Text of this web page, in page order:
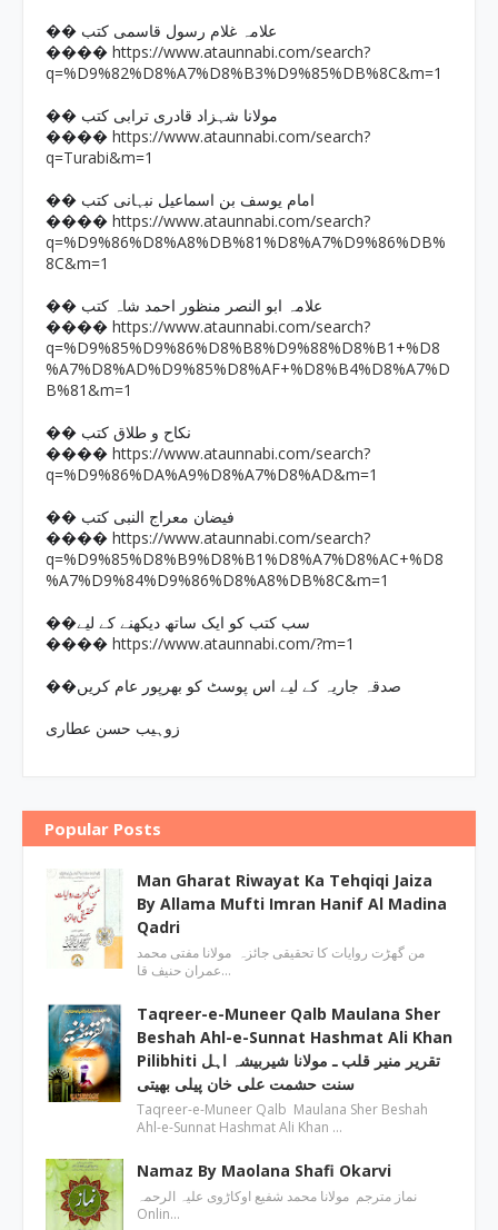
�� علامہ غلام رسول قاسمی کتب
���� https://www.ataunnabi.com/search?
q=%D9%82%D8%A7%D8%B3%D9%85%DB%8C&m=1
�� مولانا شہزاد قادری ترابی کتب
���� https://www.ataunnabi.com/search?
q=Turabi&m=1
�� امام یوسف بن اسماعیل نبہانی کتب
���� https://www.ataunnabi.com/search?
q=%D9%86%D8%A8%DB%81%D8%A7%D9%86%DB%
8C&m=1
�� علامہ ابو النصر منظور احمد شاہ کتب
���� https://www.ataunnabi.com/search?
q=%D9%85%D9%86%D8%B8%D9%88%D8%B1+%D8
%A7%D8%AD%D9%85%D8%AF+%D8%B4%D8%A7%D
B%81&m=1
�� نکاح و طلاق کتب
���� https://www.ataunnabi.com/search?
q=%D9%86%DA%A9%D8%A7%D8%AD&m=1
�� فیضان معراج النبی کتب
���� https://www.ataunnabi.com/search?
q=%D9%85%D8%B9%D8%B1%D8%A7%D8%AC+%D8
%A7%D9%84%D9%86%D8%A8%DB%8C&m=1
��سب کتب کو ایک ساتھ دیکھنے کے لیے
���� https://www.ataunnabi.com/?m=1
��صدقہ جاریہ کے لیے اس پوسٹ کو بھرپور عام کریں
زوہیب حسن عطاری
Popular Posts
Man Gharat Riwayat Ka Tehqiqi Jaiza
By Allama Mufti Imran Hanif Al Madina
Qadri
من گھڑت روایات کا تحقیقی جائزہ مولانا مفتی محمد
عمران حنیف قا…
Taqreer-e-Muneer Qalb Maulana Sher
Beshah Ahl-e-Sunnat Hashmat Ali Khan
Pilibhiti تقریر منیر قلب ـ مولانا شیربیشہ اہل
سنت حشمت علی خان پیلی بھیتی
Taqreer-e-Muneer Qalb Maulana Sher Beshah
Ahl-e-Sunnat Hashmat Ali Khan …
Namaz By Maolana Shafi Okarvi
نماز مترجم مولانا محمد شفیع اوکاڑوی علیہ الرحمہ
Onlin…